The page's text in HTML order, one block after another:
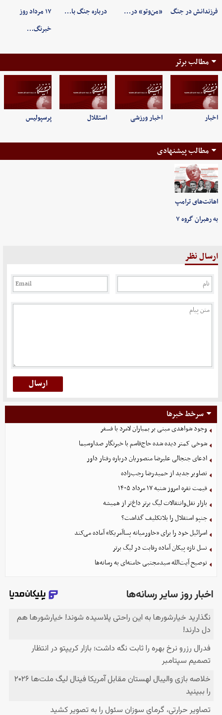
فرزندانش در جنگ
«من‌وتو» در…
درباره جنگ با…
۱۷ مرداد روز
خبرنگ…
مطالب برتر
اخبار اخبار ورزشی استقلال پرسپولیس
مطالب پیشنهادی
اهانت‌های ترامپ
به رهبران گروه ۷
ارسال نظر
سرخط خبرها
وجود شواهدی مبنی بر بمباران لامرد با فسفر
شوخی کمتر دیده شده حاج‌قاسم با خبرنگار صداوسیما
ادعای جنجالی علیرضا منصوریان درباره رفتار داور
تصاویر جدید از حمیدرضا رجب‌زاده
قیمت نقره امروز شنبه ۱۷ مرداد ۱۴۰۵
بازار نقل‌وانتقالات لیگ برتر داغ‌تر از همیشه
جنپو استقلال را بلاتکلیف گذاشت؟
اسرائیل خود را برای «خاورمیانه پساآمریکا» آماده می‌کند
نسل تازه پیکان آماده رقابت در لیگ برتر
توصیح آیت‌الله سیدمجتبی خامنه‌ای به رسانه‌ها